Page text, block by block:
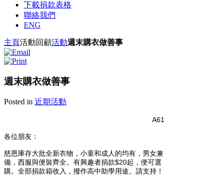
下載捐款表格
聯絡我們
ENG
主頁活動回顧活動週末購衣做善事
週末購衣做善事
Posted in 近期活動
A61
各位朋友：
慈恩庫存大批全新衣物，小童和成人的均有，男女兼
備，西服與便裝齊全。有興趣者捐款$20起，便可選
購。全部捐款箱收入，撥作高中助學用途。請支持！